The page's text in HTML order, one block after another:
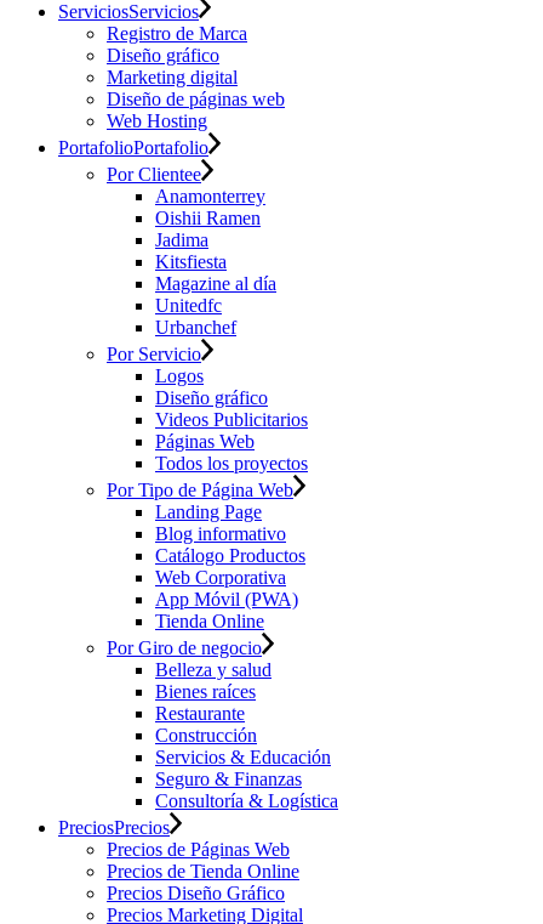
ServiciosServicios
Registro de Marca
Diseño gráfico
Marketing digital
Diseño de páginas web
Web Hosting
PortafolioPortafolio
Por Clientee
Anamonterrey
Oishii Ramen
Jadima
Kitsfiesta
Magazine al día
Unitedfc
Urbanchef
Por Servicio
Logos
Diseño gráfico
Videos Publicitarios
Páginas Web
Todos los proyectos
Por Tipo de Página Web
Landing Page
Blog informativo
Catálogo Productos
Web Corporativa
App Móvil (PWA)
Tienda Online
Por Giro de negocio
Belleza y salud
Bienes raíces
Restaurante
Construcción
Servicios & Educación
Seguro & Finanzas
Consultoría & Logística
PreciosPrecios
Precios de Páginas Web
Precios de Tienda Online
Precios Diseño Gráfico
Precios Marketing Digital